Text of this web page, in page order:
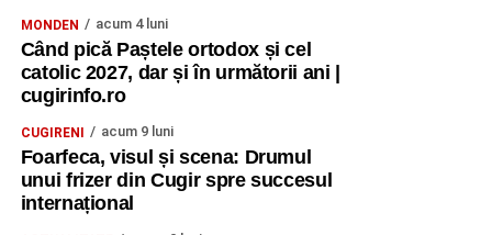
MONDEN acum 4 luni
Când pică Paștele ortodox și cel
catolic 2027, dar și în următorii ani |
cugirinfo.ro
CUGIRENI acum 9 luni
Foarfeca, visul și scena: Drumul
unui frizer din Cugir spre succesul
internațional